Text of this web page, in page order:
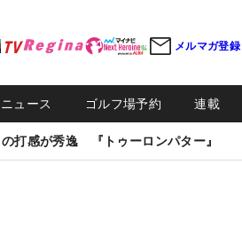
メルマガ登録
ュース ゴルフ場予約 連載
打感が秀逸 『トゥーロンパター』